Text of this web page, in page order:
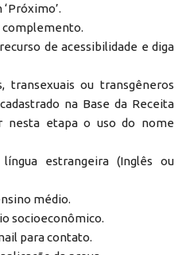
complemento.
de acessibilidade e diga
transexuais ou transgêneros
na Base da Receita
nesta etapa o uso do nome
estrangeira (Inglês ou
médio.
socioeconômico.
para contato.